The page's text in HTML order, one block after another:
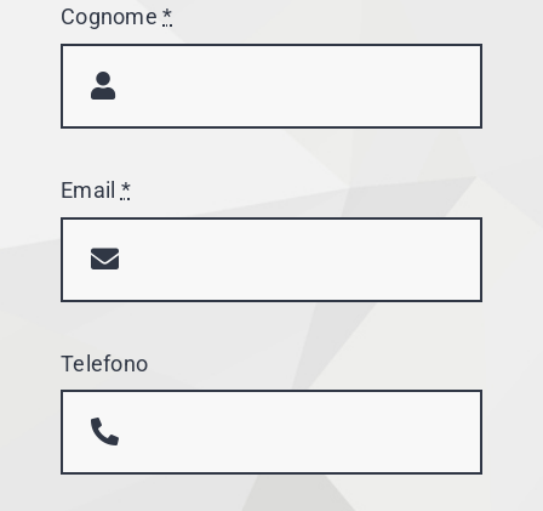
Cognome*
Email *
Telefono